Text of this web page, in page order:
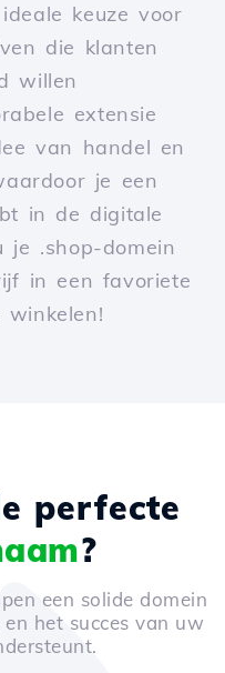
keuze voor
die klanten
willen
extensie
van handel en
je een
in de digitale
je .shop-domein
in een favoriete
winkelen!
perfecte
?
een solide domein
het succes van uw